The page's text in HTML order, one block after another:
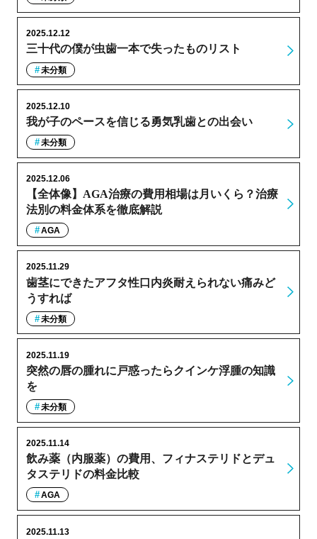
三十代の僕が虫歯一本で失ったものリスト
2025.12.12
未分類
我が子のペースを信じる勇気乳歯との出会い
2025.12.10
未分類
【全体像】AGA治療の費用相場は月いくら？治療
法別の料金体系を徹底解説
2025.12.06
AGA
歯茎にできたアフタ性口内炎耐えられない痛みど
うすれば
2025.11.29
未分類
突然の唇の腫れに戸惑ったらクインケ浮腫の知識
を
2025.11.19
未分類
飲み薬（内服薬）の費用、フィナステリドとデュ
タステリドの料金比較
2025.11.14
AGA
2025.11.13